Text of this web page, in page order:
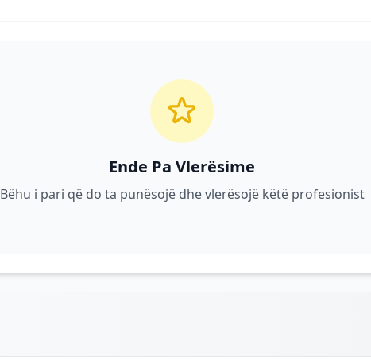
Ende Pa Vlerësime
Bëhu i pari që do ta punësojë dhe vlerësojë këtë profesionist